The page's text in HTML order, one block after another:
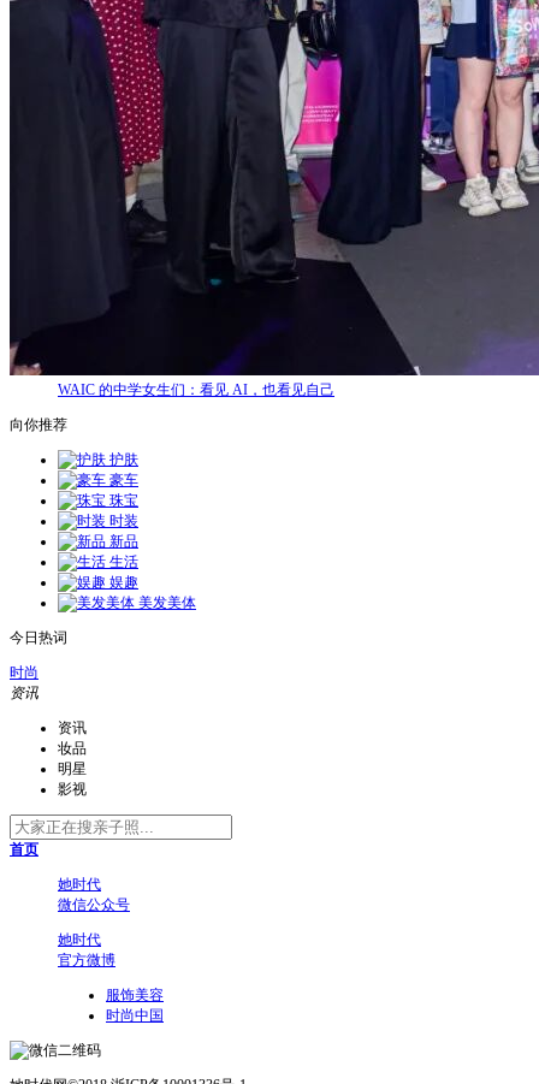
WAIC 的中学女生们：看见 AI，也看见自己
向你推荐
护肤
豪车
珠宝
时装
新品
生活
娱趣
美发美体
今日热词
时尚
资讯
资讯
妆品
明星
影视
首页
她时代
微信公众号
她时代
官方微博
服饰美容
时尚中国